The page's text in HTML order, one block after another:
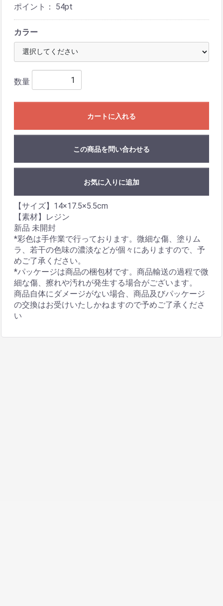
ポイント： 54pt
カラー
数量
カートに入れる
この商品を問い合わせる
お気に入りに追加
【サイズ】14×17.5×5.5cm
【素材】レジン
新品 未開封
*彩色は手作業で行っております。微細な傷、塗りム
ラ、若干の色味の濃淡などが個々にありますので、予
めご了承ください。
*パッケージは商品の梱包材です。商品輸送の過程で微
細な傷、擦れや汚れが発生する場合がございます。
商品自体にダメージがない場合、商品及びパッケージ
の交換はお受けいたしかねますので予めご了承くださ
い